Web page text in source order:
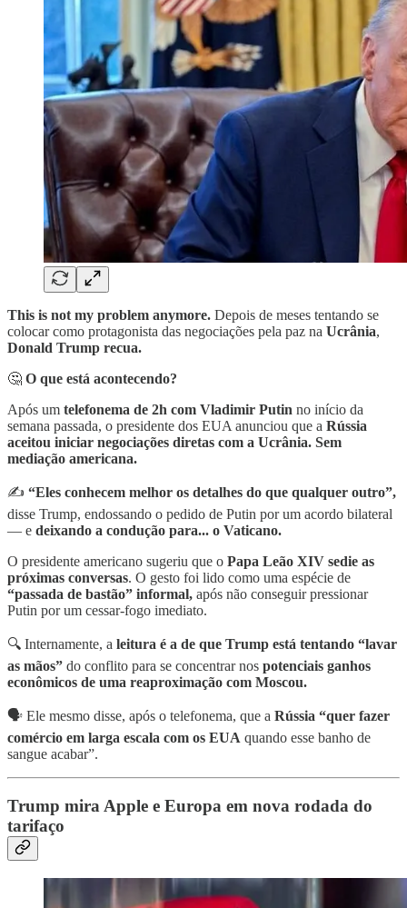
This is not my problem anymore. Depois de meses tentando se
colocar como protagonista das negociações pela paz na Ucrânia,
Donald Trump recua.
🤔 O que está acontecendo?
Após um telefonema de 2h com Vladimir Putin no início da
semana passada, o presidente dos EUA anunciou que a Rússia
aceitou iniciar negociações diretas com a Ucrânia. Sem
mediação americana.
✍️ “Eles conhecem melhor os detalhes do que qualquer outro”,
disse Trump, endossando o pedido de Putin por um acordo bilateral
— e deixando a condução para... o Vaticano.
O presidente americano sugeriu que o Papa Leão XIV sedie as
próximas conversas. O gesto foi lido como uma espécie de
“passada de bastão” informal, após não conseguir pressionar
Putin por um cessar-fogo imediato.
🔍 Internamente, a leitura é a de que Trump está tentando “lavar
as mãos” do conflito para se concentrar nos potenciais ganhos
econômicos de uma reaproximação com Moscou.
🗣 Ele mesmo disse, após o telefonema, que a Rússia “quer fazer
comércio em larga escala com os EUA quando esse banho de
sangue acabar”.
Trump mira Apple e Europa em nova rodada do
tarifaço